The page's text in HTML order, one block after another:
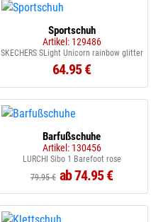
Sportschuh
Artikel: 129486
SKECHERS SLight Unicorn rainbow glitter
64.95 €
Barfußschuhe
Artikel: 130456
LURCHI Sibo 1 Barefoot rose
79.95 € ab 74.95 €